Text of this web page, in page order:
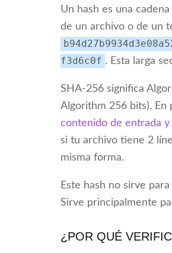
Un hash es una
de un archivo o de un
f3d6c0f . Esta larga
SHA-256 significa
Algorithm 256 bits). En
contenido de entrada
si tu archivo tiene 2
misma forma.
Este hash no sirve
Sirve principalmente
¿POR QUÉ